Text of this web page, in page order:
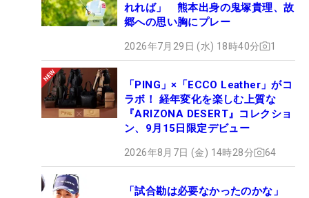
れれば」 熊本出身の鬼塚貴理、故
郷への思い胸にプレー
2026年7月29日 (水) 18時40分 1
「PING」×「ECCO Leather」がコ
ラボ！ 経年変化を楽しむ上質な
『ARIZONA DESERT』コレクショ
ン、9月15日限定デビュー
2026年8月7日 (金) 14時28分 64
「試合勘は必要なかったのかな」